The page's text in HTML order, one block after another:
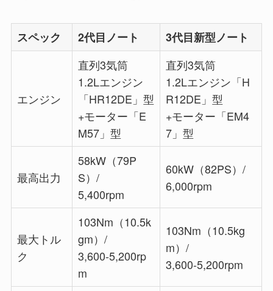
スペック 2代目ノート 3代目新型ノート
エンジン
直列3気筒
1.2Lエンジン
「HR12DE」型
+モーター「E
M57」型
直列3気筒
1.2Lエンジン「H
R12DE」型
+モーター「EM4
7」型
最高出力
58kW（79P
S）/
5,400rpm
60kW（82PS）/
6,000rpm
最大トル
ク
103Nm（10.5k
gm）/
3,600-5,200rp
m
103Nm（10.5kg
m）/
3,600-5,200rpm